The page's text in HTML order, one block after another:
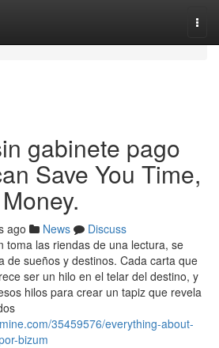
gabinete pago
Save You Time,
ago News
Discuss
toma las riendas de una lectura, se
de sueños y destinos. Cada carta que
ser un hilo en el telar del destino, y
hilos para crear un tapiz que revela
35459576/everything-about-
bizum